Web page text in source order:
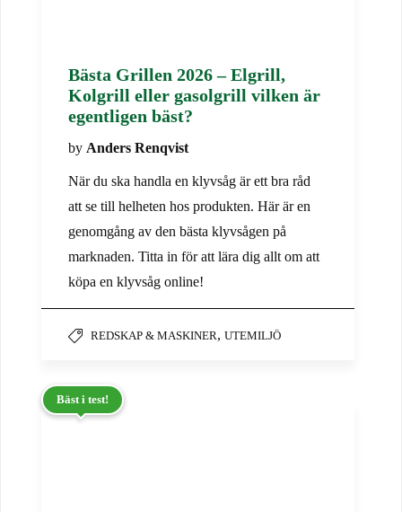
Bästa Grillen 2026 – Elgrill,
Kolgrill eller gasolgrill vilken är
egentligen bäst?
by Anders Renqvist
När du ska handla en klyvsåg är ett bra råd
att se till helheten hos produkten. Här är en
genomgång av den bästa klyvsågen på
marknaden. Titta in för att lära dig allt om att
köpa en klyvsåg online!
REDSKAP & MASKINER, UTEMILJÖ
Bäst i test!